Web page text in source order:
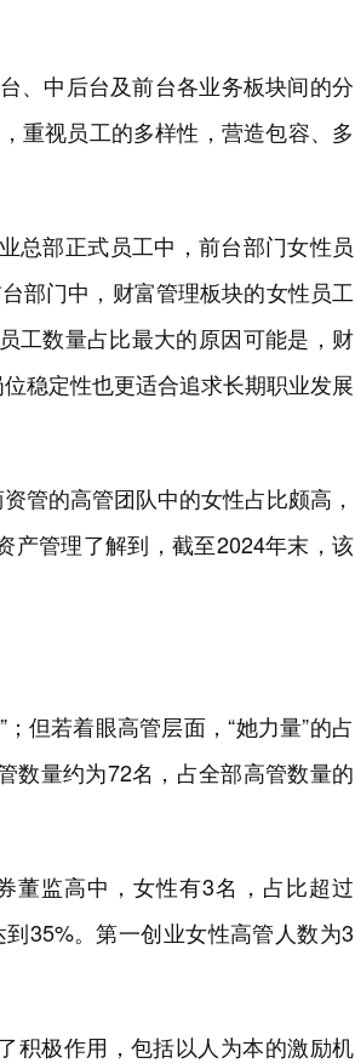
、中后台及前台各业务板块间的分
重视员工的多样性，营造包容、多
总部正式员工中，前台部门女性员
部门中，财富管理板块的女性员工
工数量占比最大的原因可能是，财
稳定性也更适合追求长期职业发展
管的高管团队中的女性占比颇高，
产管理了解到，截至2024年末，该
但若着眼高管层面，“她力量”的占
数量约为72名，占全部高管数量的
董监高中，女性有3名，占比超过
35%。第一创业女性高管人数为3
积极作用，包括以人为本的激励机